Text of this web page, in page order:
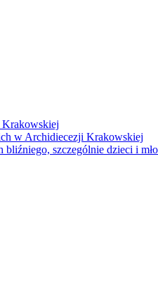
Krakowskiej
w Archidiecezji Krakowskiej
bliźniego, szczególnie dzieci i